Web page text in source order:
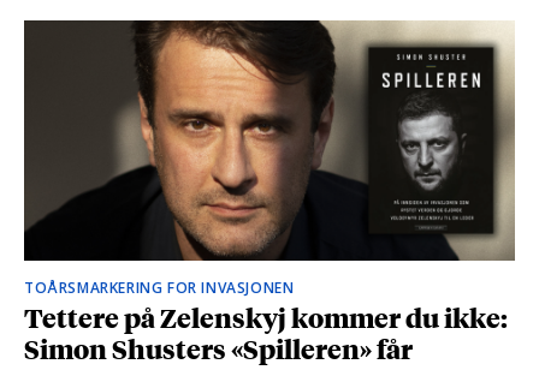
TOÅRSMARKERING FOR INVASJONEN
Tettere på Zelenskyj kommer du ikke:
Simon Shusters «Spilleren» får